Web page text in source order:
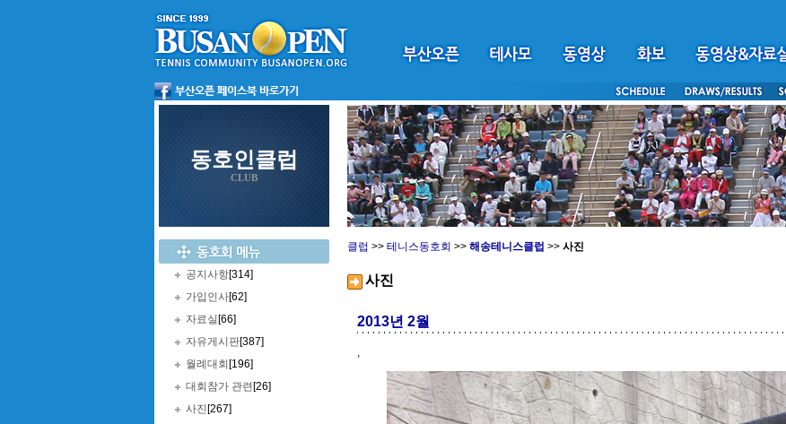
동호인클럽
CLUB
공지사항[314]
가입인사[62]
자료실 [66]
자유게시판[387]
월례대회 [196]
대회참가 관련 [26]
사진 [267]
클럽 >> 테니스동호회 >> 해송테니스클럽 >> 사진
사진
2013년 2월
,